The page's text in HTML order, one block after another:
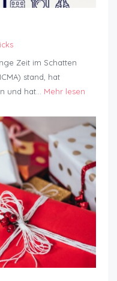
Zeit im Schatten
stand, hat
und hat... Mehr lesen